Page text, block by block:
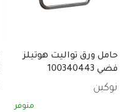
حامل ورق تواليت هوتيلز
فضي 100340443
نوكين
متوفر